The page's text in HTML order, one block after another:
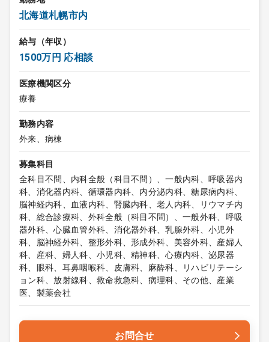
北海道札幌市内
給与（年収）
1500万円 応相談
医療機関区分
療養
勤務内容
外来、病棟
募集科目
全科目不問、内科全般（科目不問）、一般内科、呼吸器内
科、消化器内科、循環器内科、内分泌内科、糖尿病内科、
脳神経内科、血液内科、腎臓内科、老人内科、リウマチ内
科、総合診療科、外科全般（科目不問）、一般外科、呼吸
器外科、心臓血管外科、消化器外科、乳腺外科、小児外
科、脳神経外科、整形外科、形成外科、美容外科、産婦人
科、産科、婦人科、小児科、精神科、心療内科、泌尿器
科、眼科、耳鼻咽喉科、皮膚科、麻酔科、リハビリテーシ
ョン科、放射線科、救命救急科、病理科、その他、産業
医、製薬会社
お問合せ